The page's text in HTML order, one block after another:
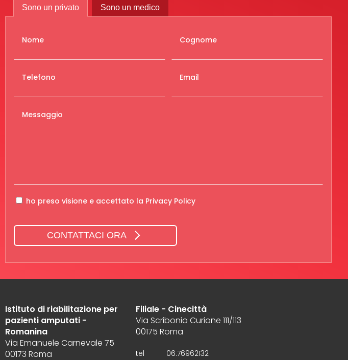
Sono un privato Sono un medico
Nome Cognome
Telefono Email
Messaggio
ho preso visione e accettato la Privacy Policy
CONTATTACI ORA
Istituto di riabilitazione per
pazienti amputati -
Romanina
Via Emanuele Carnevale 75
00173 Roma
Filiale - Cinecittà
Via Scribonio Curione 111/113
00175 Roma
tel 06.76962132